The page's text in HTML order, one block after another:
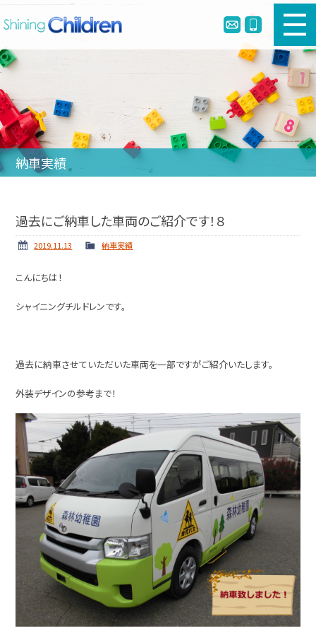
新車幼児バスのご購入
中古幼児バスのご購入
幼児バスとは
リメイク・定員変更・簡易シートベルト
ホーム ニュース
納車実績
過去にご納車した車両のご紹介です！８
2019.11.13 納車実績
こんにちは！
シャイニングチルドレンです。
過去に納車させていただいた車両を一部ですがご紹介いたします。
外装デザインの参考まで！